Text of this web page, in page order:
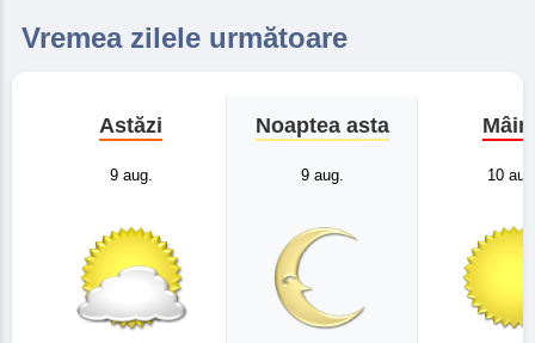
Vremea zilele următoare
Astăzi
9 aug.
Noaptea asta
9 aug. 10